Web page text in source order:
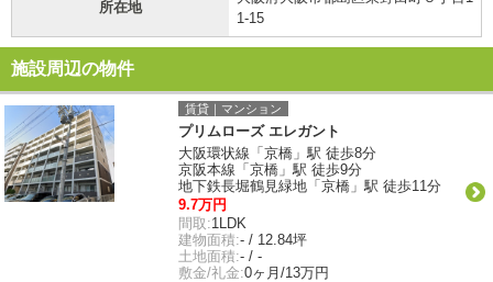
所在地
1-15
施設周辺の物件
賃貸｜マンション
プリムローズ エレガント
大阪環状線「京橋」駅 徒歩8分
京阪本線「京橋」駅 徒歩9分
地下鉄長堀鶴見緑地「京橋」駅 徒歩11分
9.7万円
間取:1LDK
建物面積:- / 12.84坪
土地面積:- / -
敷金/礼金:0ヶ月/13万円